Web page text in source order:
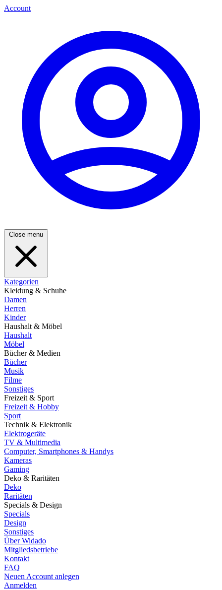
Account
Close menu
Kategorien
Kleidung & Schuhe
Damen
Herren
Kinder
Haushalt & Möbel
Haushalt
Möbel
Bücher & Medien
Bücher
Musik
Filme
Sonstiges
Freizeit & Sport
Freizeit & Hobby
Sport
Technik & Elektronik
Elektrogeräte
TV & Multimedia
Computer, Smartphones & Handys
Kameras
Gaming
Deko & Raritäten
Deko
Raritäten
Specials & Design
Specials
Design
Sonstiges
Über Widado
Mitgliedsbetriebe
Kontakt
FAQ
Neuen Account anlegen
Anmelden